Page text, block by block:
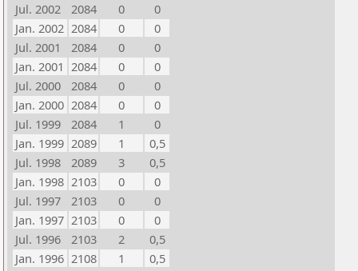
Jul. 2002
2084 0
0
Jan. 2002 2084 0
0
Jul. 2001
2084 0
0
Jan. 2001 2084 0
0
Jul. 2000
2084 0
0
Jan. 2000 2084 0
0
Jul. 1999
2084 1
0
Jan. 1999 2089 1
0,5
Jul. 1998
2089 3
0,5
Jan. 1998 2103 0
0
Jul. 1997
2103 0
0
Jan. 1997 2103 0
0
Jul. 1996
2103 2
0,5
Jan. 1996 2108 1
0,5